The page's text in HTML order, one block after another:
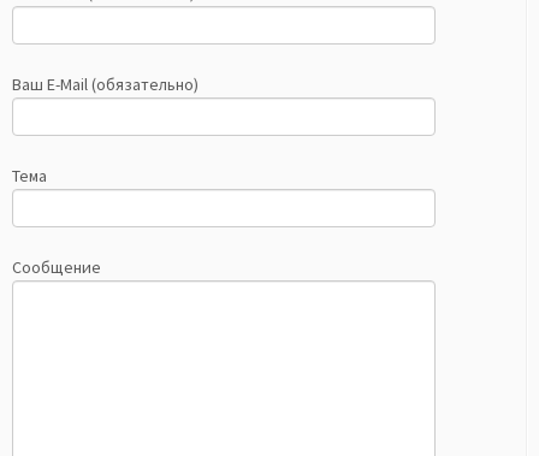
Ваш E-Mail (обязательно)
Тема
Сообщение